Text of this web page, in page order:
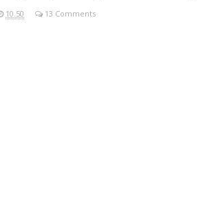
10.50 13 Comments